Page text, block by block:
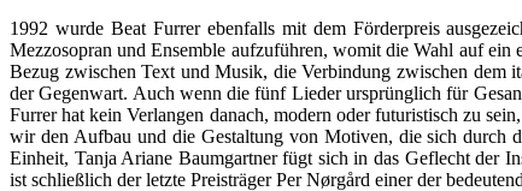
1992 wurde Beat Furrer ebenfalls mit dem Förderpreis
Mezzosopran und Ensemble aufzuführen, womit die Wahl auf
Bezug zwischen Text und Musik, die Verbindung zwischen dem
der Gegenwart. Auch wenn die fünf Lieder ursprünglich für
Furrer hat kein Verlangen danach, modern oder futuristisch zu
wir den Aufbau und die Gestaltung von Motiven, die sich durch
Einheit, Tanja Ariane Baumgartner fügt sich in das Geflecht der
ist schließlich der letzte Preisträger Per Nørgård einer der